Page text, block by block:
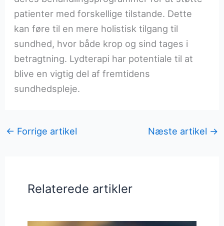
patienter med forskellige tilstande. Dette
kan føre til en mere holistisk tilgang til
sundhed, hvor både krop og sind tages i
betragtning. Lydterapi har potentiale til at
blive en vigtig del af fremtidens
sundhedspleje.
← Forrige artikel Næste artikel →
Relaterede artikler